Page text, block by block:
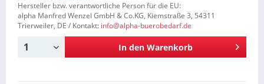
Hersteller bzw. verantwortliche Person für die EU:
alpha Manfred Wenzel GmbH & Co.KG, Kiemstraße 3, 54311
Trierweiler, DE / Kontakt: info@alpha-buerobedarf.de
In den Warenkorb